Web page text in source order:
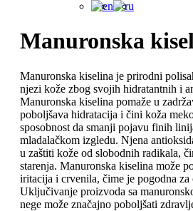
Manuronska
Manuronska kiselina je prirodni
njezi kože zbog svojih hidratantnih i
Manuronska kiselina pomaže u
poboljšava hidratacija i čini koža
sposobnost da smanji pojavu finih
mladalačkom izgledu. Njena
u zaštiti kože od slobodnih radikala,
starenja. Manuronska kiselina može
iritacija i crvenila, čime je pogodna
Uključivanje proizvoda sa
nege može značajno poboljšati